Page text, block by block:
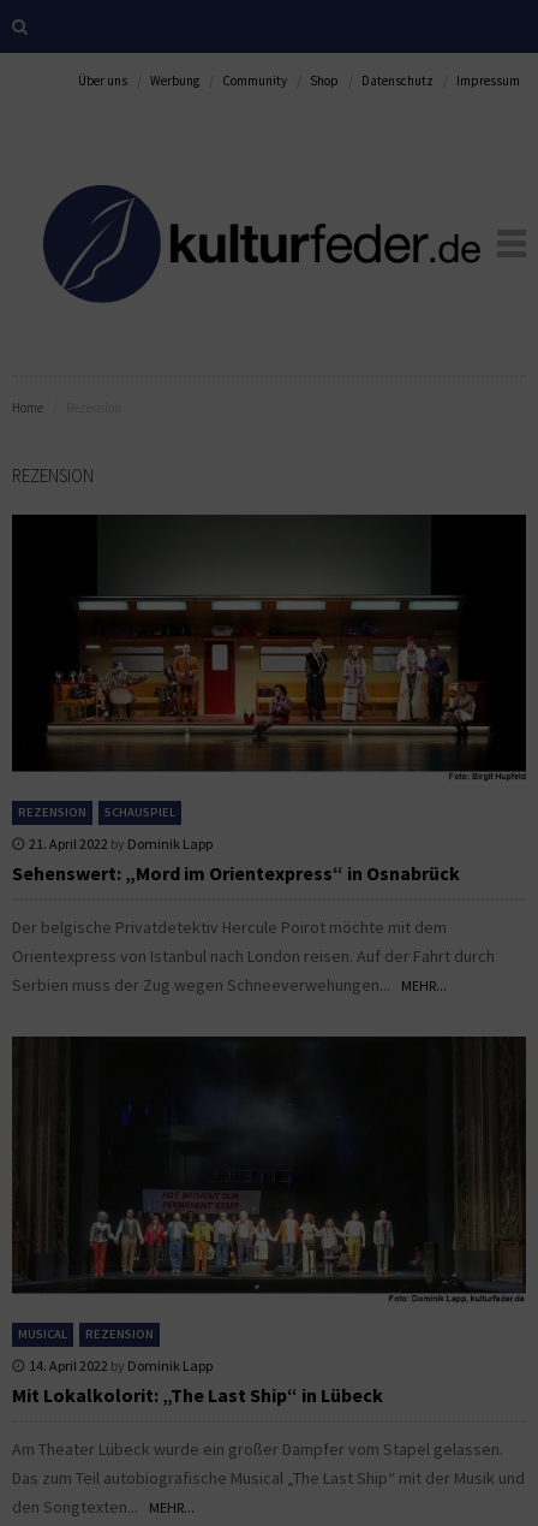
Über uns Werbung Community Shop Datenschutz Impressum
Home
REZENSION
REZENSION SCHAUSPIEL
21. April 2022 by Dominik Lapp
Sehenswert: „Mord im Orientexpress“ in Osnabrück
Der belgische Privatdetektiv Hercule Poirot möchte mit dem
Orientexpress von Istanbul nach London reisen. Auf der Fahrt durch
Serbien muss der Zug wegen Schneeverwehungen...
MEHR...
MUSICAL REZENSION
14. April 2022 by Dominik Lapp
Mit Lokalkolorit: „The Last Ship“ in Lübeck
Am Theater Lübeck wurde ein großer Dampfer vom Stapel gelassen.
Das zum Teil autobiografische Musical „The Last Ship“ mit der Musik und
den Songtexten...
MEHR...